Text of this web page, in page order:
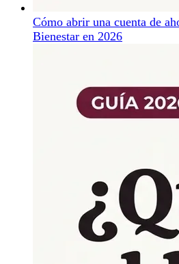
Cómo abrir una cuenta de
Bienestar en 2026